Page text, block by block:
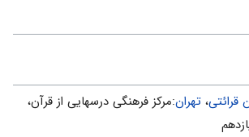
، تهران:مركز فرهنگى درسهايى از قرآن،